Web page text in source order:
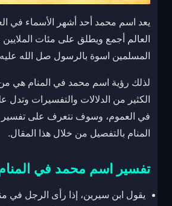
يعد اسم محمد أحد أشهر الأسماء في
العالم أجمع ويطلق على مئات
المسلمين اسوة بالرسول صل الله
لذلك رؤية اسم محمد في المنام هي
الكثير من الدلالات والتفسيرات وتدل
في العموم، وسوف نتعرف على
المنام بالتفصيل من خلال هذا المقال.
تفسير اسم محمد في
يقول ابن سيرين، إذا رأى الرجل